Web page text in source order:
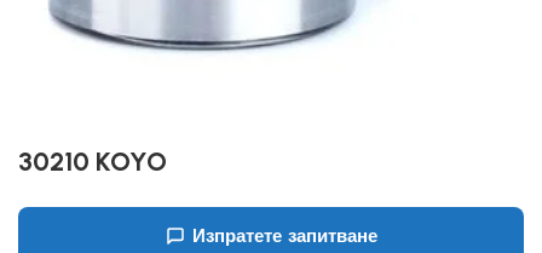
30210 KOYO
Изпратете запитване